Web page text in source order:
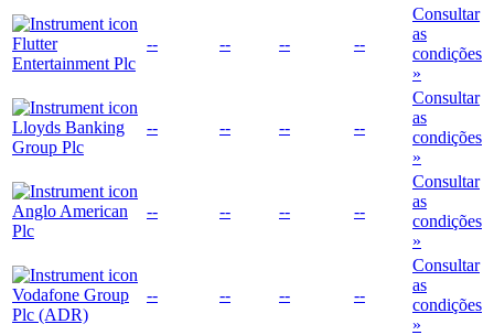
Flutter
Entertainment Plc
-- -- -- --
Consultar
as
condições
»
Lloyds Banking
Group Plc
-- -- -- --
Consultar
as
condições
»
Anglo American
Plc
-- -- -- --
Consultar
as
condições
»
Vodafone Group
Plc (ADR)
-- -- -- --
Consultar
as
condições
»